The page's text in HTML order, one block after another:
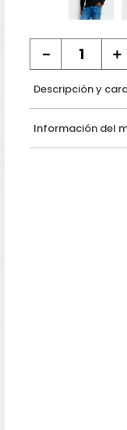
＋
－
Descripción y